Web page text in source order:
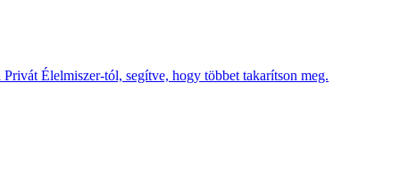
Élelmiszer-tól, segítve, hogy többet takarítson meg.